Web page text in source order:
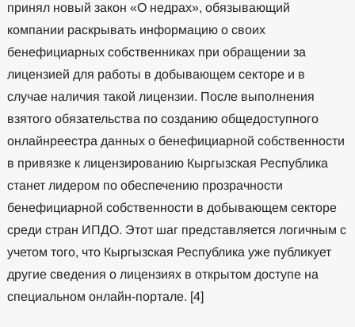
принял новый закон «О недрах», обязывающий
компании раскрывать информацию о своих
бенефициарных собственниках при обращении за
лицензией для работы в добывающем секторе и в
случае наличия такой лицензии. После выполнения
взятого обязательства по созданию общедоступного
онлайнреестра данных о бенефициарной собственности
в привязке к лицензированию Кыргызская Республика
станет лидером по обеспечению прозрачности
бенефициарной собственности в добывающем секторе
среди стран ИПДО. Этот шаг представляется логичным с
учетом того, что Кыргызская Республика уже публикует
другие сведения о лицензиях в открытом доступе на
специальном онлайн-портале. [4]